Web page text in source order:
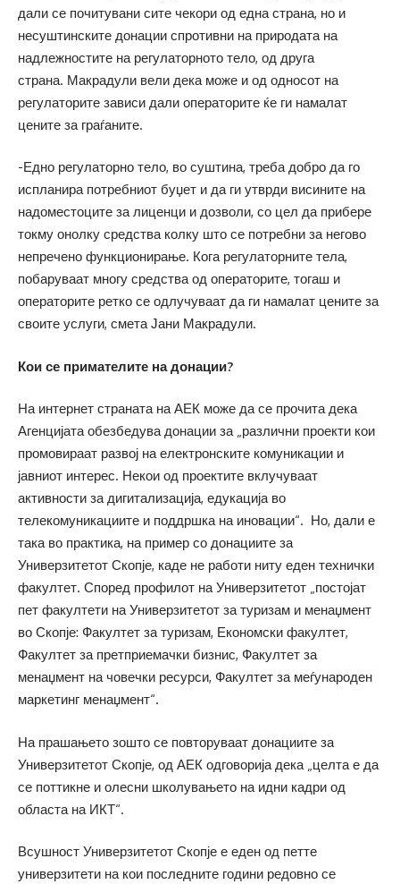
дали се почитувани сите чекори од една страна, но и
несуштинските донации спротивни на природата на
надлежностите на регулаторното тело, од друга
страна. Макрадули вели дека може и од односот на
регулаторите зависи дали операторите ќе ги намалат
цените за граѓаните.
-Едно регулаторно тело, во суштина, треба добро да го
испланира потребниот буџет и да ги утврди висините на
надоместоците за лиценци и дозволи, со цел да прибере
токму онолку средства колку што се потребни за негово
непречено функционирање. Кога регулаторните тела,
побаруваат многу средства од операторите, тогаш и
операторите ретко се одлучуваат да ги намалат цените за
своите услуги, смета Јани Макрадули.
Кои се примателите на донации?
На интернет страната на АЕК може да се прочита дека
Агенцијата обезбедува донации за „различни проекти кои
промовираат развој на електронските комуникации и
јавниот интерес. Некои од проектите вклучуваат
активности за дигитализација, едукација во
телекомуникациите и поддршка на иновации“. Но, дали е
така во практика, на пример со донациите за
Универзитетот Скопје, каде не работи ниту еден технички
факултет. Според профилот на Универзитетот „постојат
пет факултети на Универзитетот за туризам и менаџмент
во Скопје: Факултет за туризам, Економски факултет,
Факултет за претприемачки бизнис, Факултет за
менаџмент на човечки ресурси, Факултет за меѓународен
маркетинг менаџмент“.
На прашањето зошто се повторуваат донациите за
Универзитетот Скопје, од АЕК одговорија дека „целта е да
се поттикне и олесни школувањето на идни кадри од
областа на ИКТ“.
Всушност Универзитетот Скопје е еден од петте
универзитети на кои последните години редовно се